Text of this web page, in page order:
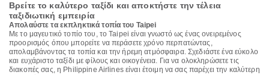
Βρείτε το καλύτερο ταξίδι και αποκτήστε την τέλεια
ταξιδιωτική εμπειρία
Απολαύστε τα εκπληκτικά τοπία του Taipei
Με το μαγευτικό τοπίο του, το Taipei είναι γνωστό ως ένας ονειρεμένος
προορισμός όπου μπορείτε να περάσετε χρόνο περπατώντας,
απολαμβάνοντας τα τοπία και την ήρεμη ατμόσφαιρα. Σχεδιάστε ένα εύκολο
και ευχάριστο ταξίδι με φίλους και οικογένεια. Για να ολοκληρώσετε τις
διακοπές σας, η Philippine Airlines είναι έτοιμη να σας παρέχει την καλύτερη